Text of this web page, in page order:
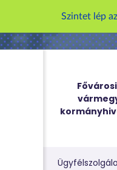
Szintet lép